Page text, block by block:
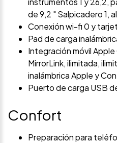
de 9,2 " Salpicadero 1,
Conexión wi-fi 0 y
Pad de carga
Integración móvil
MirrorLink, ilimitada,
inalámbrica Apple y
Puerto de carga USB
Confort
Preparación para